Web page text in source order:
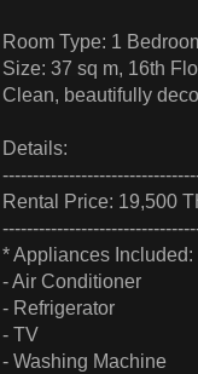
Room Type: 1
Size: 37 sq m, 16th
Clean, beautifully
Details:
Rental Price: 19,500
* Appliances Included:
- Air Conditioner
- Refrigerator
- TV
- Washing Machine